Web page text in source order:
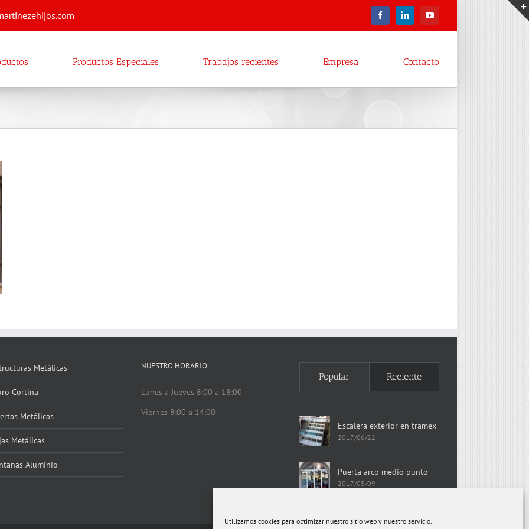
Utilizamos cookies para optimizar nuestro sitio web y nuestro servicio.
FacebookLinkedInYouTube
Productos Especiales Trabajos recientes Empresa Contacto
Metálicas
Cortina
Metálicas
Metálicas
Aluminio
NUESTRO HORARIO
Lunes a Jueves 8:00 a 18:00
Viernes 8:00 a 14:00
Popular Reciente
Escalera exterior en tramex
2017/06/22
Puerta arco medio punto
2017/05/09